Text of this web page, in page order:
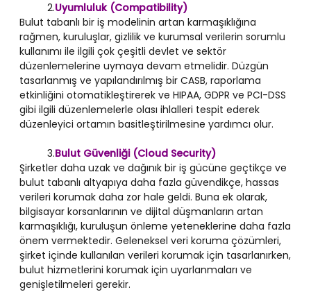
2.Uyumluluk (Compatibility)
Bulut tabanlı bir iş modelinin artan karmaşıklığına
rağmen, kuruluşlar, gizlilik ve kurumsal verilerin sorumlu
kullanımı ile ilgili çok çeşitli devlet ve sektör
düzenlemelerine uymaya devam etmelidir. Düzgün
tasarlanmış ve yapılandırılmış bir CASB, raporlama
etkinliğini otomatikleştirerek ve HIPAA, GDPR ve PCI-DSS
gibi ilgili düzenlemelerle olası ihlalleri tespit ederek
düzenleyici ortamın basitleştirilmesine yardımcı olur.
3.Bulut Güvenliği (Cloud Security)
Şirketler daha uzak ve dağınık bir iş gücüne geçtikçe ve
bulut tabanlı altyapıya daha fazla güvendikçe, hassas
verileri korumak daha zor hale geldi. Buna ek olarak,
bilgisayar korsanlarının ve dijital düşmanların artan
karmaşıklığı, kuruluşun önleme yeteneklerine daha fazla
önem vermektedir. Geleneksel veri koruma çözümleri,
şirket içinde kullanılan verileri korumak için tasarlanırken,
bulut hizmetlerini korumak için uyarlanmaları ve
genişletilmeleri gerekir.